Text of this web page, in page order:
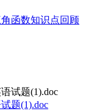
函数知识点回顾
题(1).doc